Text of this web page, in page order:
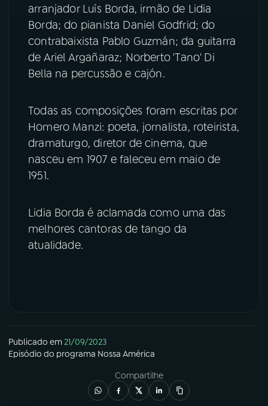
Instagram
arranjador Luís Borda, irmão de Lidia
Borda; do pianista Daniel Godfrid; do
contrabaixista Pablo Guzmán; da guitarra
de Ariel Argañaraz; Norberto 'Tano' Di
Bella na percussão e cajón.
Todas as composições foram escritas por
Homero Manzi: poeta, jornalista, roteirista,
dramaturgo, diretor de cinema, que
nasceu em 1907 e faleceu em maio de
1951.
Lidia Borda é aclamada como uma das
melhores cantoras de tango da
atualidade.
Publicado em21/09/2023
Episódio do programa Nossa América
Compartilhe